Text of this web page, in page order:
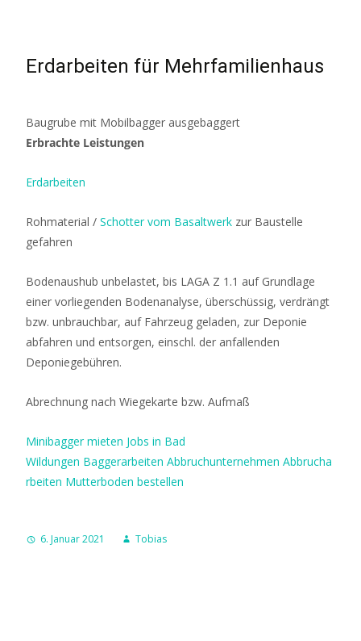
Erdarbeiten für Mehrfamilienhaus
Baugrube mit Mobilbagger ausgebaggert
Erbrachte Leistungen
Erdarbeiten
Rohmaterial / Schotter vom Basaltwerk zur Baustelle
gefahren
Bodenaushub unbelastet, bis LAGA Z 1.1 auf Grundlage
einer vorliegenden Bodenanalyse, überschüssig, verdrängt
bzw. unbrauchbar, auf Fahrzeug geladen, zur Deponie
abfahren und entsorgen, einschl. der anfallenden
Deponiegebühren.
Abrechnung nach Wiegekarte bzw. Aufmaß
Minibagger mieten Jobs in Bad
Wildungen Baggerarbeiten Abbruchunternehmen Abbrucha
rbeiten Mutterboden bestellen
6. Januar 2021 Tobias